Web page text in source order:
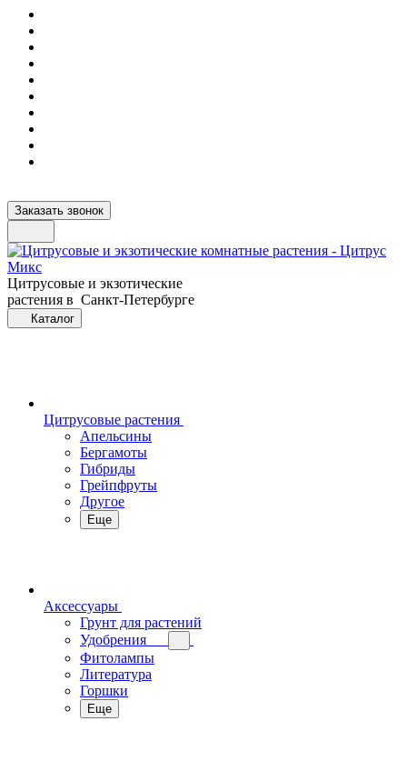
Заказать звонок
Цитрусовые и экзотические
растения в Санкт-Петербурге
Каталог
Цитрусовые растения
Апельсины
Бергамоты
Гибриды
Грейпфруты
Другое
Еще
Аксессуары
Грунт для растений
Удобрения
Фитолампы
Литература
Горшки
Еще